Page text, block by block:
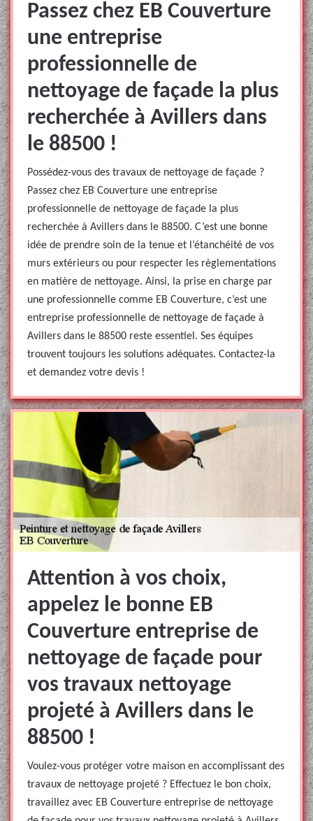
Passez chez EB Couverture
une entreprise
professionnelle de
nettoyage de façade la plus
recherchée à Avillers dans
le 88500 !
Possédez-vous des travaux de nettoyage de façade ?
Passez chez EB Couverture une entreprise
professionnelle de nettoyage de façade la plus
recherchée à Avillers dans le 88500. C’est une bonne
idée de prendre soin de la tenue et l’étanchéité de vos
murs extérieurs ou pour respecter les règlementations
en matière de nettoyage. Ainsi, la prise en charge par
une professionnelle comme EB Couverture, c’est une
entreprise professionnelle de nettoyage de façade à
Avillers dans le 88500 reste essentiel. Ses équipes
trouvent toujours les solutions adéquates. Contactez-la
et demandez votre devis !
Attention à vos choix,
appelez le bonne EB
Couverture entreprise de
nettoyage de façade pour
vos travaux nettoyage
projeté à Avillers dans le
88500 !
Voulez-vous protéger votre maison en accomplissant des
travaux de nettoyage projeté ? Effectuez le bon choix,
travaillez avec EB Couverture entreprise de nettoyage